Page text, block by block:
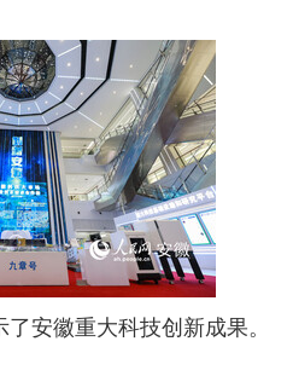
安徽重大科技创新成果。